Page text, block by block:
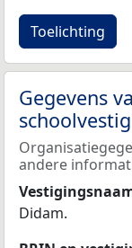
Toelichting
Gegevens
andere
Didam.